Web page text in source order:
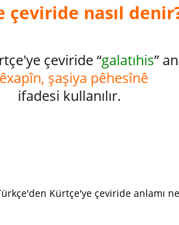
nasıl
çeviride “galatıhis”
şaşiya pêhesînê
ifadesi kullanılır.
Kürtçe'ye çeviride anlamı